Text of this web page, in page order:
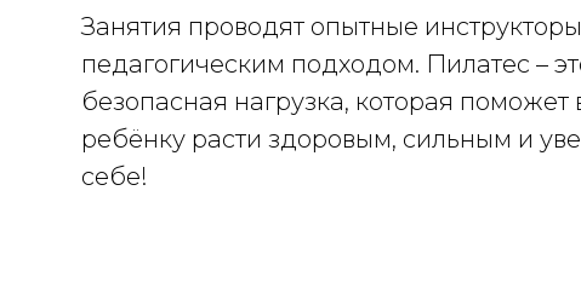
Занятия проводят опытные
педагогическим подходом. Пилатес –
безопасная нагрузка, которая
ребёнку расти здоровым, сильным и
себе!